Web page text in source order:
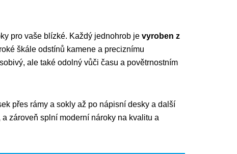
pro vaše blízké. Každý jednohrob je vyroben z
škále odstínů kamene a preciznímu
ale také odolný vůči času a povětrnostním
přes rámy a sokly až po nápisní desky a další
zároveň splní moderní nároky na kvalitu a